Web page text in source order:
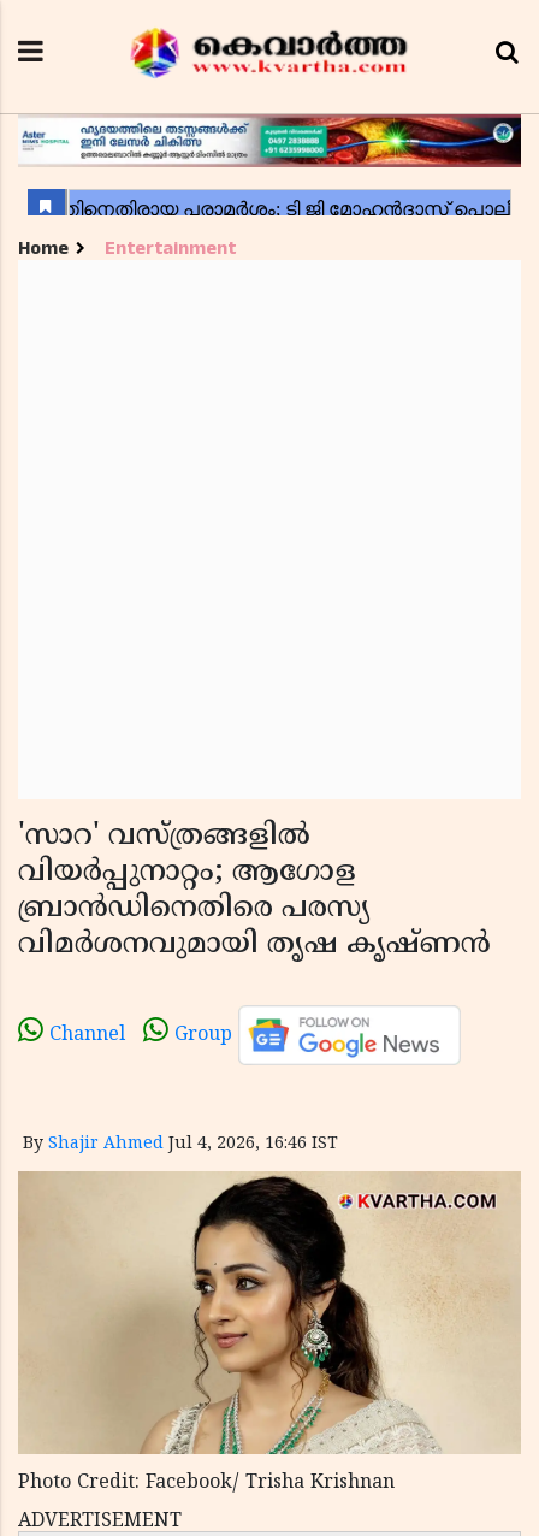
Home Entertainment
'സാറ' വസ്ത്രങ്ങളിൽ
വിയർപ്പുനാറ്റം; ആഗോള
ബ്രാൻഡിനെതിരെ പരസ്യ
വിമർശനവുമായി തൃഷ കൃഷ്ണൻ
Channel Group
By Shajir Ahmed Jul 4, 2026, 16:46 IST
Photo Credit: Facebook/ Trisha Krishnan
ADVERTISEMENT